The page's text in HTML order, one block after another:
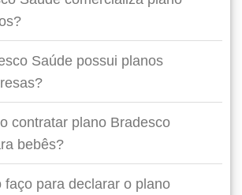
Saúde possui planos
contratar plano Bradesco
bebês?
faço para declarar o plano